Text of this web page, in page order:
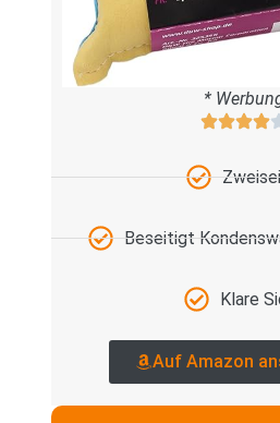
*
Beseitigt
Klare
Auf Amazon